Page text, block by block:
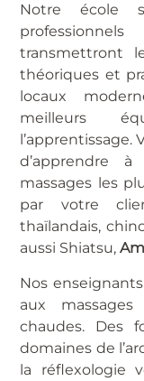
Notre école
transmettront
théoriques et
locaux
meilleurs
d’apprendre
massages les
par votre
thaïlandais,
aussi Shiatsu,
Nos
aux
chaudes. Des
domaines de
la réflexologie